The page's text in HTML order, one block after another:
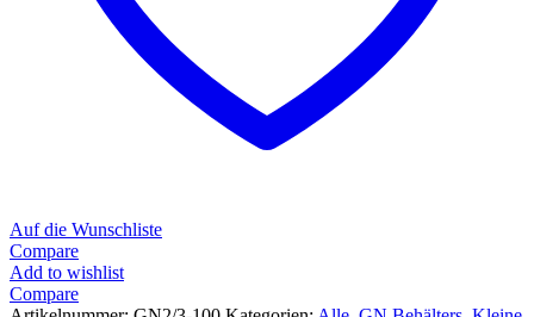
Auf die Wunschliste
Compare
Add to wishlist
Compare